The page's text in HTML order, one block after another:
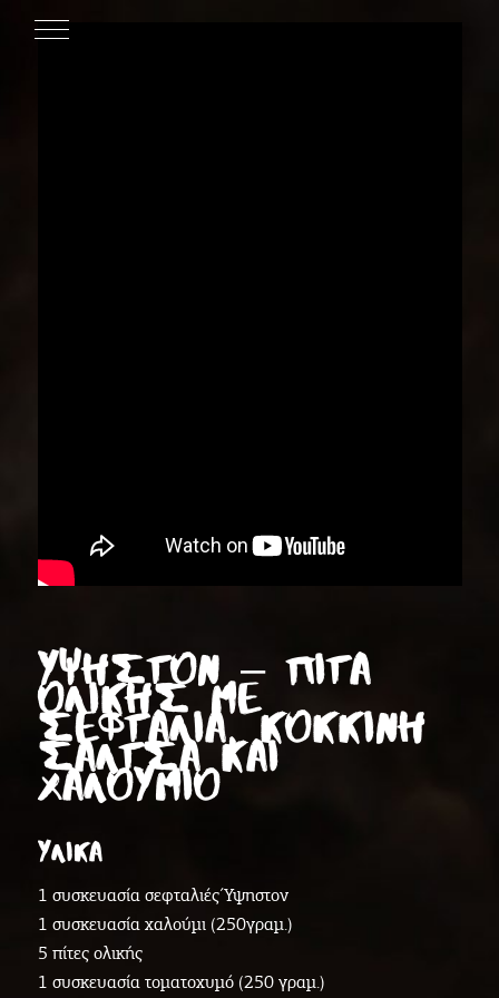
ΥΨΗΣΤΟΝ – ΠΊΤΑ
ΟΛΙΚΉΣ ΜΕ
ΣΕΦΤΑΛΙΆ, ΚΌΚΚΙΝΗ
ΣΆΛΤΣΑ ΚΑΙ
ΧΑΛΟΎΜΙΟ
ΥΛΙΚΑ
1 συσκευασία σεφταλιές Ύψηστον
1 συσκευασία χαλούμι (250γραμ.)
5 πίτες ολικής
1 συσκευασία τοματοχυμό (250 γραμ.)